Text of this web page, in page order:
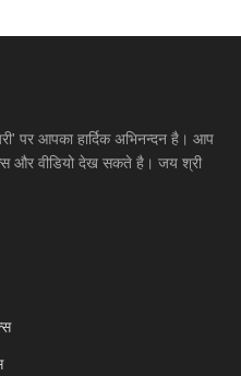
पर आपका हार्दिक अभिनन्दन है। आप
और वीडियो देख सकते है। जय श्री